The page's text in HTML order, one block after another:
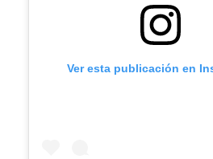
Ver esta publicación en